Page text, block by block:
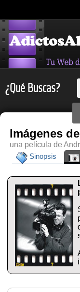
¿Qué Buscas?
Imágenes
una película de
Sinopsis